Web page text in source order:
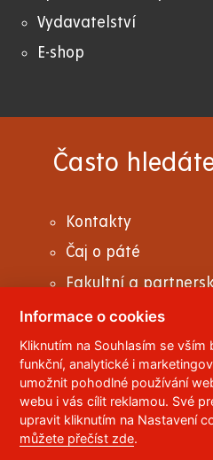
Vydavatelství
E-shop
Často
Kontakty
Čaj o páté
Fakultní a
Pomoc a podpora v
Studenti se
Studentský
Univerzita volného
Úřední deska
Informace o cookies
Kliknutím na Souhlasím se
funkční, analytické i
umožnit pohodlné používání
webu i vás cílit reklamou. Své
upravit kliknutím na Nastavení
můžete přečíst zde.